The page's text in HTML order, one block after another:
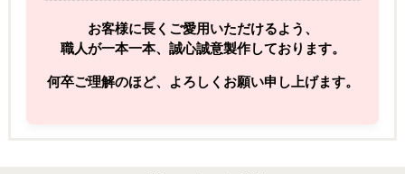
お客様に長くご愛用いただけるよう、
職人が一本一本、誠心誠意製作しております。
何卒ご理解のほど、よろしくお願い申し上げます。